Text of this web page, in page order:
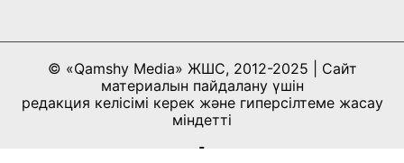
© «Qamshy Media» ЖШС, 2012-2025 | Сайт
материалын пайдалану үшін
редакция келісімі керек және гиперсілтеме жасау
міндетті